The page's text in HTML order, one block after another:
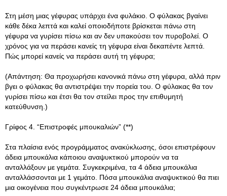
Στη μέση μιας γέφυρας υπάρχει ένα φυλάκιο. Ο φύλακας βγαίνει
κάθε δέκα λεπτά και καλεί οποιοδήποτε βρίσκεται πάνω στη
γέφυρα να γυρίσει πίσω και αν δεν υπακούσει τον πυροβολεί. Ο
χρόνος για να περάσει κανείς τη γέφυρα είναι δεκαπέντε λεπτά.
Πώς μπορεί κανείς να περάσει αυτή τη γέφυρα;
(Απάντηση: Θα προχωρήσει κανονικά πάνω στη γέφυρα, αλλά πριν
βγει ο φύλακας θα αντιστρέψει την πορεία του. Ο φύλακας θα τον
γυρίσει πίσω και έτσι θα τον στείλει προς την επιθυμητή
κατεύθυνση.)
Γρίφος 4. “Επιστροφές μπουκαλιών” (**)
Στα πλαίσια ενός προγράμματος ανακύκλωσης, όσοι επιστρέφουν
άδεια μπουκάλια κάποιου αναψυκτικού μπορούν να τα
ανταλλάξουν με γεμάτα. Συγκεκριμένα, τα 4 άδεια μπουκάλια
ανταλλάσσονται με 1 γεμάτο. Πόσα μπουκάλια αναψυκτικού θα πιει
μια οικογένεια που συγκέντρωσε 24 άδεια μπουκάλια;